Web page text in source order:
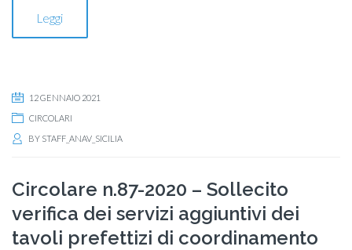
Leggi
12 GENNAIO 2021
CIRCOLARI
BY STAFF_ANAV_SICILIA
Circolare n.87-2020 – Sollecito
verifica dei servizi aggiuntivi dei
tavoli prefettizi di coordinamento